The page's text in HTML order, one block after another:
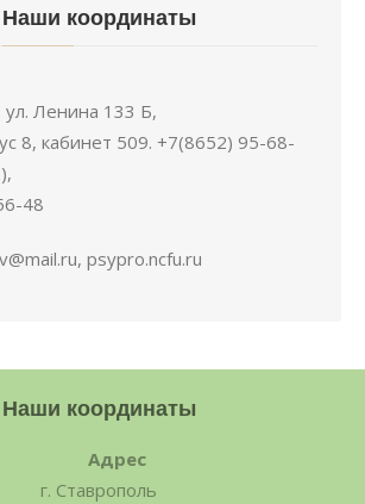
Наши координаты
ул. Ленина 133 Б,
8, кабинет 509. +7(8652) 95-68-
48
psypro.ncfu.ru
Наши координаты
Адрес
г. Ставрополь